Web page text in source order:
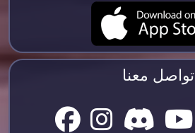
تواصل معنا